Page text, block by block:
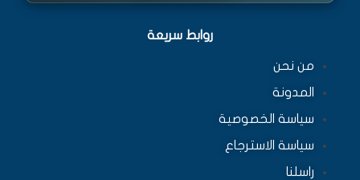
روابط سريعة
من نحن
المدونة
سياسة الخصوصية
سياسة الاسترجاع
راسلنا